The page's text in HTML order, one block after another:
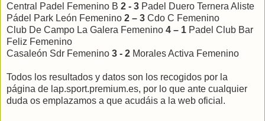
Central Padel Femenino B 2 - 3 Padel Duero Ternera Aliste
Pádel Park León Femenino 2 – 3 Cdo C Femenino
Club De Campo La Galera Femenino 4 – 1 Padel Club Bar
Feliz Femenino
Casaleón Sdr Femenino 3 - 2 Morales Activa Femenino
Todos los resultados y datos son los recogidos por la
página de lap.sport.premium.es, por lo que ante cualquier
duda os emplazamos a que acudáis a la web oficial.